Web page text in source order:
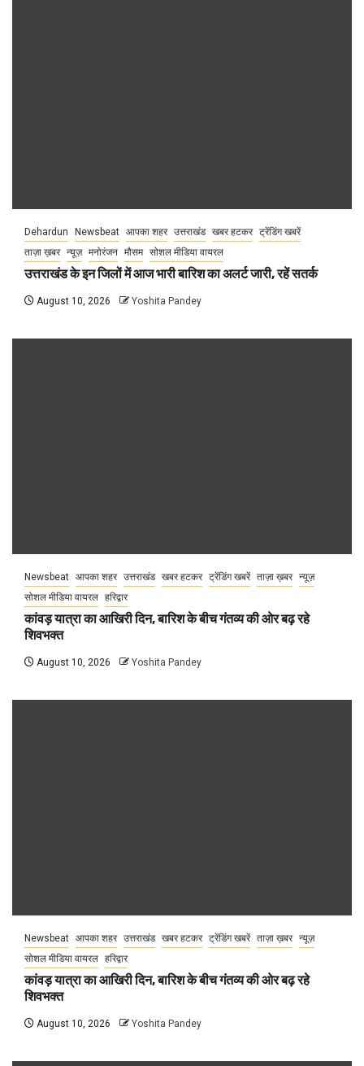
Dehardun Newsbeat आपका शहर उत्तराखंड खबर हटकर ट्रेंडिंग खबरें
ताज़ा ख़बर न्यूज़ मनोरंजन मौसम सोशल मीडिया वायरल
उत्तराखंड के इन जिलों में आज भारी बारिश का अलर्ट जारी, रहें सतर्क
August 10, 2026 Yoshita Pandey
Newsbeat आपका शहर उत्तराखंड खबर हटकर ट्रेंडिंग खबरें ताज़ा ख़बर न्यूज़
सोशल मीडिया वायरल हरिद्वार
कांवड़ यात्रा का आखिरी दिन, बारिश के बीच गंतव्य की ओर बढ़ रहे
शिवभक्त
August 10, 2026 Yoshita Pandey
Newsbeat आपका शहर उत्तराखंड खबर हटकर ट्रेंडिंग खबरें ताज़ा ख़बर न्यूज़
सोशल मीडिया वायरल हरिद्वार
कांवड़ यात्रा का आखिरी दिन, बारिश के बीच गंतव्य की ओर बढ़ रहे
शिवभक्त
August 10, 2026 Yoshita Pandey